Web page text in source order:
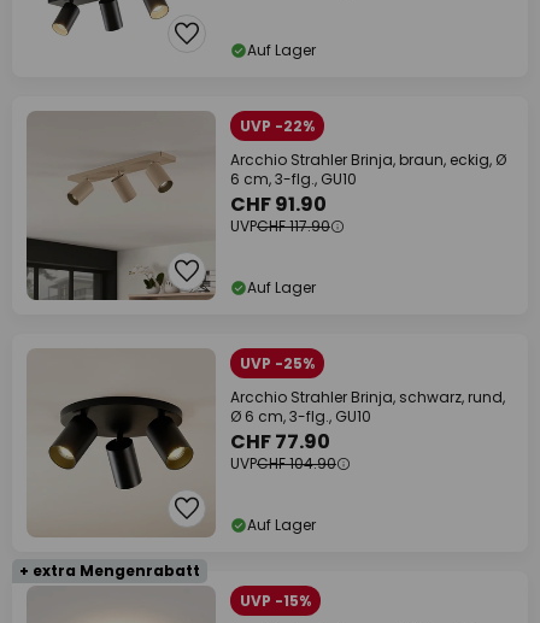
Auf Lager
UVP -22%
Arcchio Strahler Brinja, braun, eckig, Ø
6 cm, 3-flg., GU10
CHF 91.90
UVPCHF 117.90
Auf Lager
UVP -25%
Arcchio Strahler Brinja, schwarz, rund,
Ø 6 cm, 3-flg., GU10
CHF 77.90
UVPCHF 104.90
Auf Lager
+ extra Mengenrabatt
UVP -15%